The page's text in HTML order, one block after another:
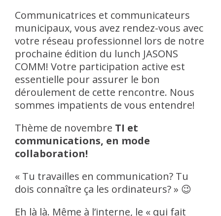
Communicatrices et communicateurs
municipaux, vous avez rendez-vous avec
votre réseau professionnel lors de notre
prochaine édition du lunch JASONS
COMM! Votre participation active est
essentielle pour assurer le bon
déroulement de cette rencontre. Nous
sommes impatients de vous entendre!
Thème de novembre TI et
communications, en mode
collaboration!
« Tu travailles en communication? Tu
dois connaître ça les ordinateurs? » 😉
Eh là là. Même à l’interne, le « qui fait